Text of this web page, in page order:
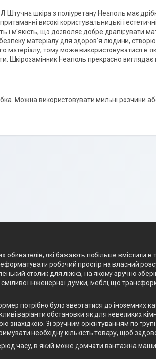
Штучна шкіра з поліуретану Неаполь має
високі користувальницькі і
і м'якість, що дозволяє добре драпірувати
матеріалу для здоров'я людини,
матеріалу, тому може використовуватися в
Шкірозамінник Неаполь прекрасно виглядає
Можна використовувати мильні розчини
які бажають побільше вмістити в
робочий простір на власний
столик для ліжка, на якому зручно
інженерної думки, меблі, що
потрібно було звертатися до іноземних
варіанти обстановки як для невеликих
Зі зручним орієнтуванням по
необхідну кількість товару, щоб
часу, в який може домчати вантажна